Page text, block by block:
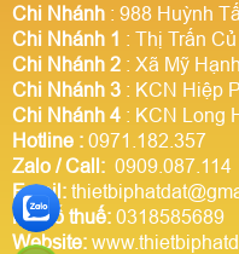
Chi Nhánh : 988 Huỳnh
Chi Nhánh 1 : Thị Trấn
Chi Nhánh 2 : Xã Mỹ
Chi Nhánh 3 : KCN Hiệp
Chi Nhánh 4 : KCN Long
Hotline : 0971.182.357
Zalo / Call: 0909.087.114
Email:
Mã số thuế: 0318585689
Website: